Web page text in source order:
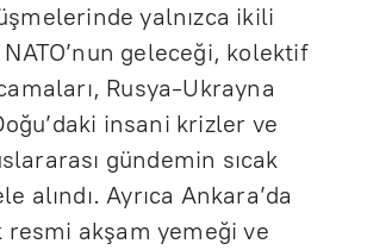
yalnızca ikili
geleceği, kolektif
Rusya-Ukrayna
insani krizler ve
gündemin sıcak
alındı. Ayrıca Ankara’da
resmi akşam yemeği ve